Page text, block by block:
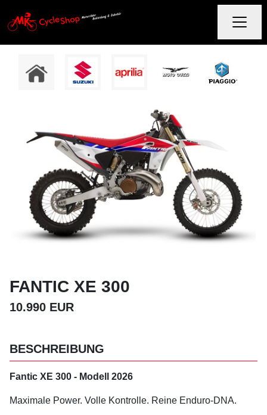
FANTIC XE 300
10.990 EUR
BESCHREIBUNG
Fantic XE 300 - Modell 2026
Maximale Power. Volle Kontrolle. Reine Enduro-DNA.